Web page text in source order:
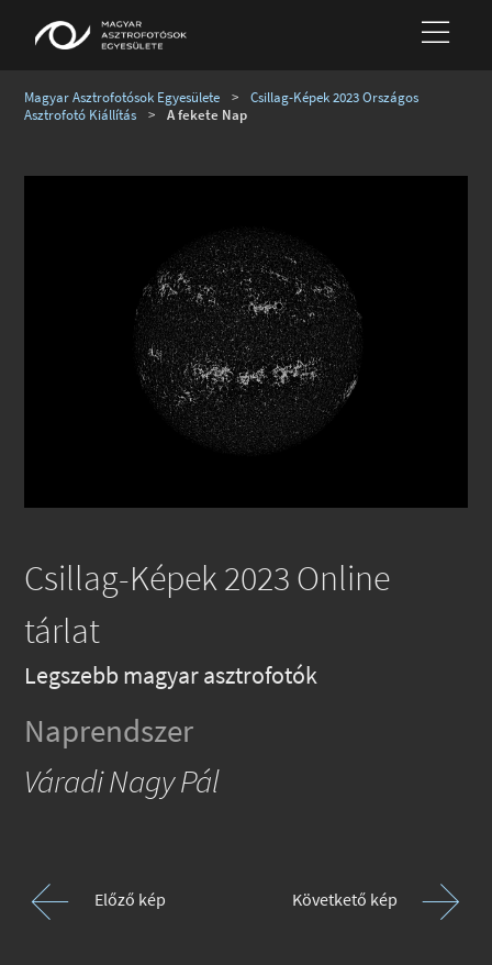
Magyar Asztrofotósok Egyesülete >
Csillag-Képek 2023 Országos
Asztrofotó Kiállítás
> A fekete Nap
Csillag-Képek 2023 Online
tárlat
Legszebb magyar asztrofotók
Naprendszer
Váradi Nagy Pál
Előző kép Követkető kép